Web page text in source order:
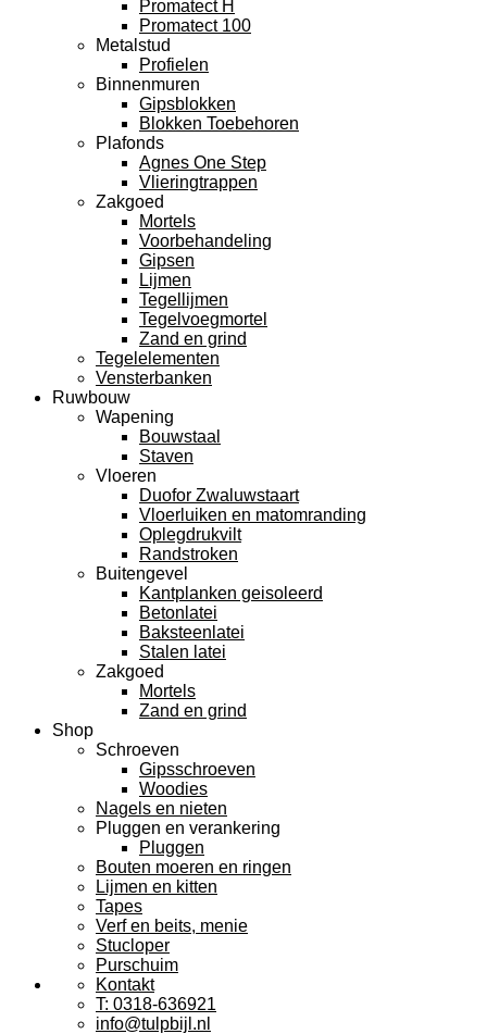
Promatect H
Promatect 100
Metalstud
Profielen
Binnenmuren
Gipsblokken
Blokken Toebehoren
Plafonds
Agnes One Step
Vlieringtrappen
Zakgoed
Mortels
Voorbehandeling
Gipsen
Lijmen
Tegellijmen
Tegelvoegmortel
Zand en grind
Tegelelementen
Vensterbanken
Ruwbouw
Wapening
Bouwstaal
Staven
Vloeren
Duofor Zwaluwstaart
Vloerluiken en matomranding
Oplegdrukvilt
Randstroken
Buitengevel
Kantplanken geisoleerd
Betonlatei
Baksteenlatei
Stalen latei
Zakgoed
Mortels
Zand en grind
Shop
Schroeven
Gipsschroeven
Woodies
Nagels en nieten
Pluggen en verankering
Pluggen
Bouten moeren en ringen
Lijmen en kitten
Tapes
Verf en beits, menie
Stucloper
Purschuim
Kontakt
T: 0318-636921
info@tulpbijl.nl